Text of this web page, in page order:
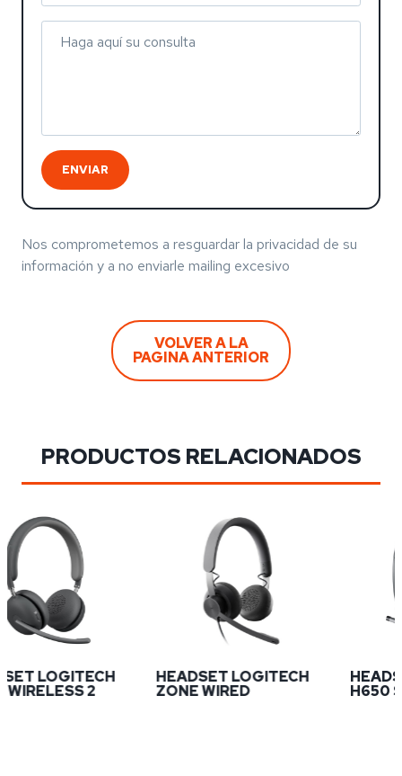
Haga aquí su consulta
ENVIAR
Nos comprometemos a resguardar la privacidad de su
información y a no enviarle mailing excesivo
VOLVER A LA
PAGINA ANTERIOR
PRODUCTOS RELACIONADOS
LOGITECH
2
HEADSET LOGITECH
ZONE WIRED H650